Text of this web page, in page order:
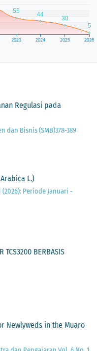
Regulasi pada
dan Bisnis (SMB)378-389
L.)
Periode Januari -
TCS3200 BERBASIS
Newlyweds in the Muaro